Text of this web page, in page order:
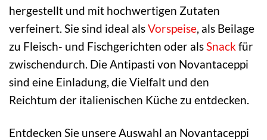
hergestellt und mit hochwertigen Zutaten
verfeinert. Sie sind ideal alsVorspeise, als Beilage
zu Fleisch- und Fischgerichten oder alsSnack für
zwischendurch. Die Antipasti von Novantaceppi
sind eine Einladung, die Vielfalt und den
Reichtum der italienischen Küche zu entdecken.
Entdecken Sie unsere Auswahl an Novantaceppi